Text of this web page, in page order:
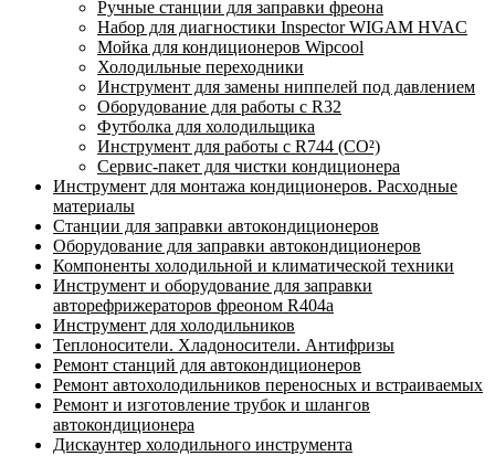
Ручные станции для заправки фреона
Набор для диагностики Inspector WIGAM HVAC
Мойка для кондиционеров Wipcool
Холодильные переходники
Инструмент для замены ниппелей под давлением
Оборудование для работы с R32
Футболка для холодильщика
Инструмент для работы с R744 (CO²)
Сервис-пакет для чистки кондиционера
Инструмент для монтажа кондиционеров. Расходные
материалы
Станции для заправки автокондиционеров
Оборудование для заправки автокондиционеров
Компоненты холодильной и климатической техники
Инструмент и оборудование для заправки
авторефрижераторов фреоном R404a
Инструмент для холодильников
Теплоносители. Хладоносители. Антифризы
Ремонт станций для автокондиционеров
Ремонт автохолодильников переносных и встраиваемых
Ремонт и изготовление трубок и шлангов
автокондиционера
Дискаунтер холодильного инструмента